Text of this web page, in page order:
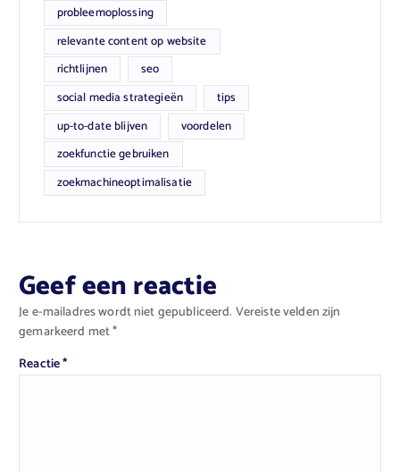
probleemoplossing
relevante content op website
richtlijnen
seo
social media strategieën
tips
up-to-date blijven
voordelen
zoekfunctie gebruiken
zoekmachineoptimalisatie
Geef een reactie
Je e-mailadres wordt niet gepubliceerd. Vereiste velden zijn
gemarkeerd met*
Reactie*